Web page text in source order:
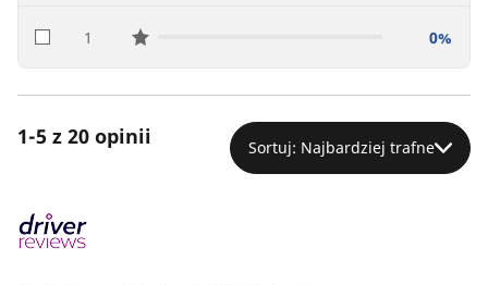
1star reviews 0%
1-5 z 20 opinii Sortuj: Najbardziej trafne